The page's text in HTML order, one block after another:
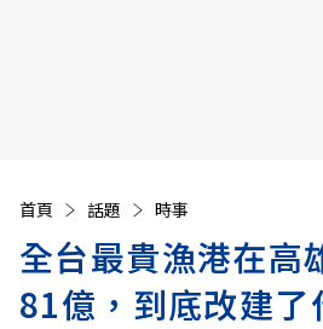
首頁 話題 時事
全台最貴漁港在高
81億，到底改建了